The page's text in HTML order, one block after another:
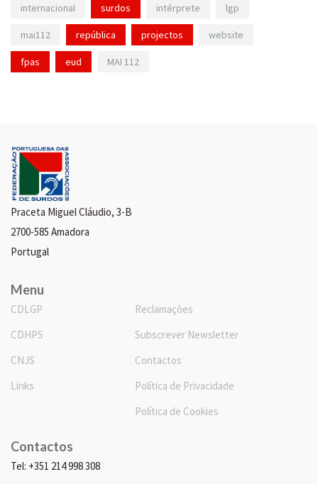
internacional surdos intérprete lgp
mai112 república projectos website
fpas eud MAI 112
Praceta Miguel Cláudio, 3-B
2700-585 Amadora
Portugal
Menu
CDLGP
CDHPS
CNJS
Links
Reclamações
Subscrever Newsletter
Contactos
Política de Privacidade
Política de Cookies
Contactos
Tel: +351 214 998 308